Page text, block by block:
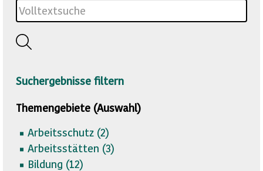
Suchergebnisse filtern
Themengebiete (Auswahl)
Arbeitsschutz (2)
Arbeitsstätten (3)
Bildung (12)